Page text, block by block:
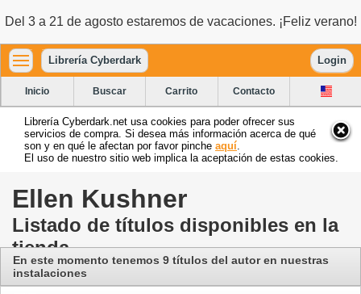
Del 3 a 21 de agosto estaremos de vacaciones. ¡Feliz verano!
Librería Cyberdark Login
Inicio Buscar Carrito Contacto
Librería Cyberdark.net usa cookies para poder ofrecer sus
servicios de compra. Si desea más información acerca de qué
son y en qué le afectan por favor pinche aquí
El uso de nuestro sitio web implica la aceptación de estas cookies.
Ellen Kushner
Listado de títulos disponibles en la
tienda
En este momento tenemos 9 títulos del autoren nuestras
instalaciones